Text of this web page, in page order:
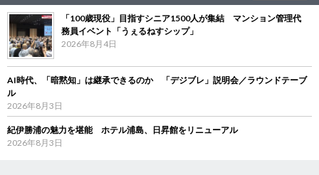
「100歳現役」目指すシニア1500人が集結 マンション管理代
務員イベント「うぇるねすシップ」
2026年8月4日
AI時代、「暗黙知」は継承できるのか 「デジブレ」説明会／ラウンドテーブ
ル
2026年8月3日
紀伊勝浦の魅力を堪能 ホテル浦島、日昇館をリニューアル
2026年8月3日